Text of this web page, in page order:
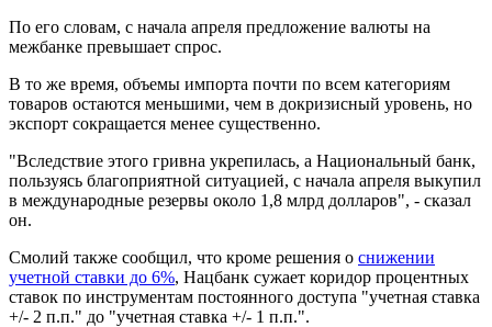
По его словам, с начала апреля предложение валюты на
межбанке превышает спрос.
В то же время, объемы импорта почти по всем категориям
товаров остаются меньшими, чем в докризисный уровень, но
экспорт сокращается менее существенно.
"Вследствие этого гривна укрепилась, а Национальный банк,
пользуясь благоприятной ситуацией, с начала апреля выкупил
в международные резервы около 1,8 млрд долларов", - сказал
он.
Смолий также сообщил, что кроме решения о снижении
учетной ставки до 6%, Нацбанк сужает коридор процентных
ставок по инструментам постоянного доступа "учетная ставка
+/- 2 п.п." до "учетная ставка +/- 1 п.п.".